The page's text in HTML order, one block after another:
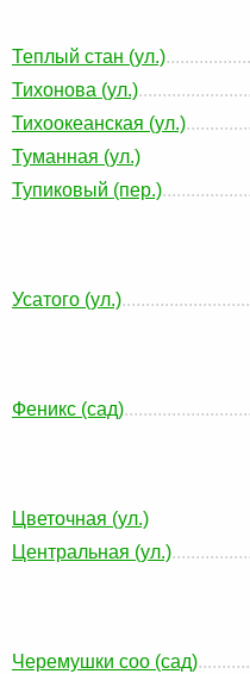
Теплый стан (ул.)
Тихонова (ул.)
Тихоокеанская (ул.)
Туманная (ул.)
Тупиковый (пер.)
Усатого (ул.)
Феникс (сад)
Цветочная (ул.)
Центральная (ул.)
Черемушки соо (сад)